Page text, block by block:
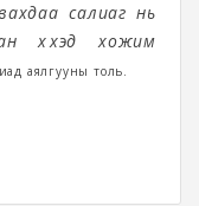
салиаг нь
хүүхэд хожим
аялгууны толь.